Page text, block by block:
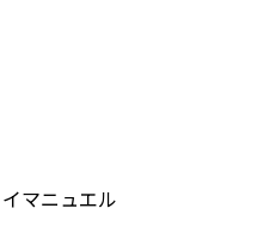
マニュエル